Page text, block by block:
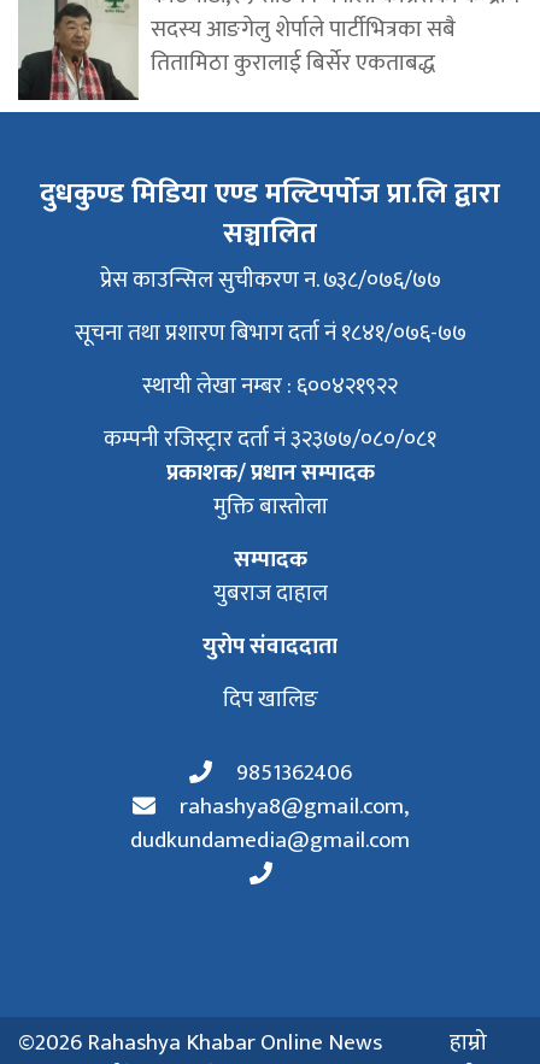
सदस्य आङगेलु शेर्पाले पार्टीभित्रका सबै
तितामिठा कुरालाई बिर्सेर एकताबद्ध
दुधकुण्ड मिडिया एण्ड मल्टिपर्पोज प्रा.लि द्वारा
सञ्चालित
प्रेस काउन्सिल सुचीकरण न. ७३८/०७६/७७
सूचना तथा प्रशारण बिभाग दर्ता नं १८४१/०७६-७७
स्थायी लेखा नम्बर : ६००४२१९२२
कम्पनी रजिस्ट्रार दर्ता नं ३२३७७/०८०/०८१
प्रकाशक/ प्रधान सम्पादक
मुक्ति बास्तोला
सम्पादक
युबराज दाहाल
युरोप संवाददाता
दिप खालिङ
9851362406
rahashya8@gmail.com,
dudkundamedia@gmail.com
©2026 Rahashya Khabar Online News
हाम्रो